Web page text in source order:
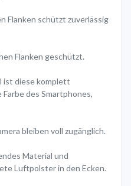
Flanken schützt zuverlässig
Flanken geschützt.
ist diese komplett
des Smartphones,
bleiben voll zugänglich.
Material und
Luftpolster in den Ecken.